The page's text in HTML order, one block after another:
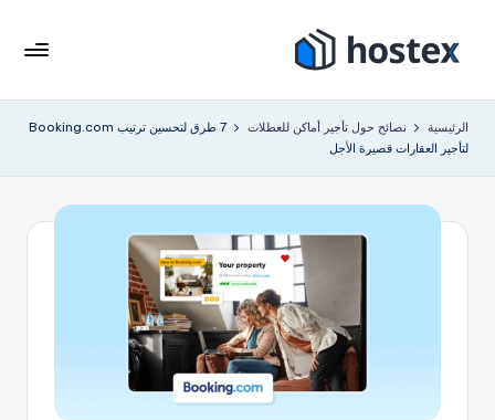
التجاوز
المحتوى
ست
ك
عطلتك
الآلي
باستخدام
الرئيسية نصائح حول تأجير أماكن للعطلات
7 طرق لتحسين ترتيب Booking.com
لتأجير العقارات قصيرة الأجل